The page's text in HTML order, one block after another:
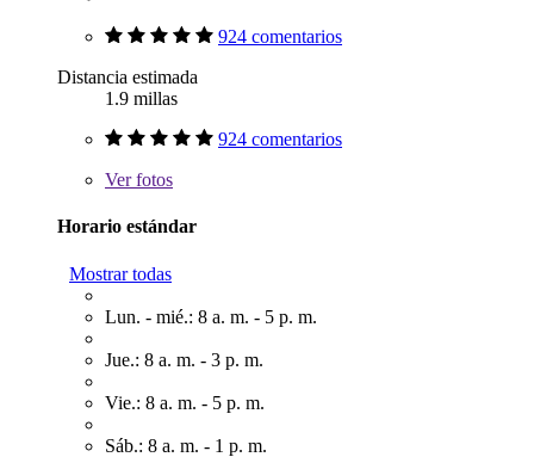
924 comentarios
Distancia estimada
1.9 millas
924 comentarios
Verfotos
Horario estándar
Mostrar todas
Lun. - mié.: 8 a. m. - 5 p. m.
Jue.: 8 a. m. - 3 p. m.
Vie.: 8 a. m. - 5 p. m.
Sáb.: 8 a. m. - 1 p. m.